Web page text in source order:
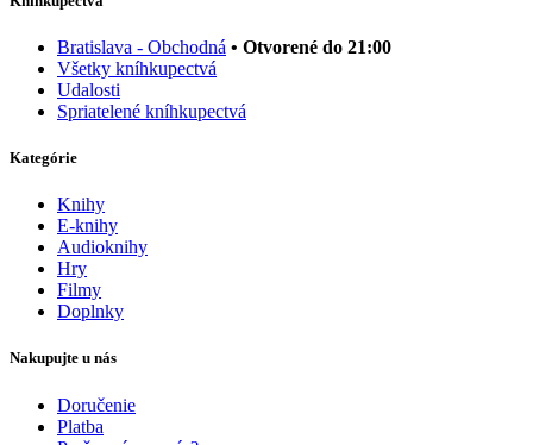
Bratislava - Obchodná • Otvorené do 21:00
Všetky kníhkupectvá
Udalosti
Spriatelené kníhkupectvá
Kategórie
Knihy
E-knihy
Audioknihy
Hry
Filmy
Doplnky
Nakupujte u nás
Doručenie
Platba